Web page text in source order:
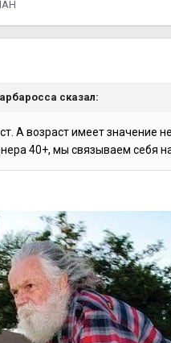
сказал:
А возраст имеет значение
40+, мы связываем себя